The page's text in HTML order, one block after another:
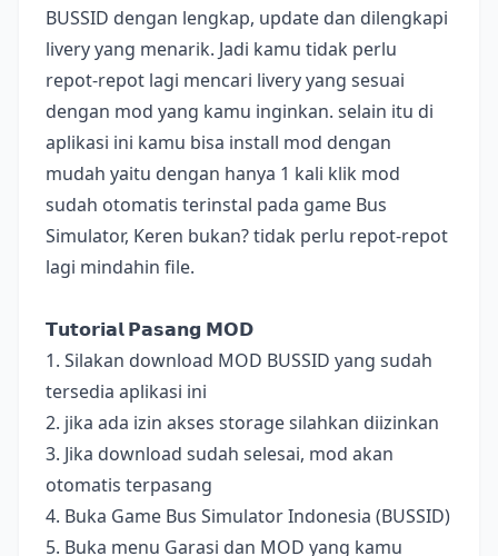
BUSSID dengan lengkap, update dan dilengkapi
livery yang menarik. Jadi kamu tidak perlu
repot-repot lagi mencari livery yang sesuai
dengan mod yang kamu inginkan. selain itu di
aplikasi ini kamu bisa install mod dengan
mudah yaitu dengan hanya 1 kali klik mod
sudah otomatis terinstal pada game Bus
Simulator, Keren bukan? tidak perlu repot-repot
lagi mindahin file.
𝗧𝘂𝘁𝗼𝗿𝗶𝗮𝗹 𝗣𝗮𝘀𝗮𝗻𝗴 𝗠𝗢𝗗
1. Silakan download MOD BUSSID yang sudah
tersedia aplikasi ini
2. jika ada izin akses storage silahkan diizinkan
3. Jika download sudah selesai, mod akan
otomatis terpasang
4. Buka Game Bus Simulator Indonesia (BUSSID)
5. Buka menu Garasi dan MOD yang kamu